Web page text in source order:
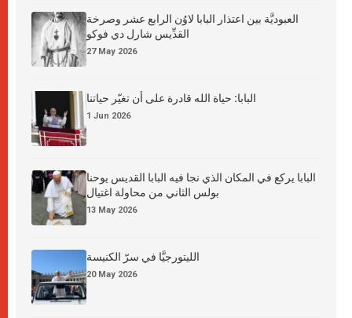
العبوديَّة بين اعتذار البابا لاوُن الرابع عشر وصرخة
القدِّيس شارل دي فوكو
27 May 2026
البابا: حياة الله قادرة على أن تغيّر حياتنا
1 Jun 2026
البابا يركع في المكان الذي نجا فيه البابا القديس يوحنا
بولس الثاني من محاولة اغتيال
13 May 2026
الليتورجيَّا في سرّ الكنيسة
20 May 2026